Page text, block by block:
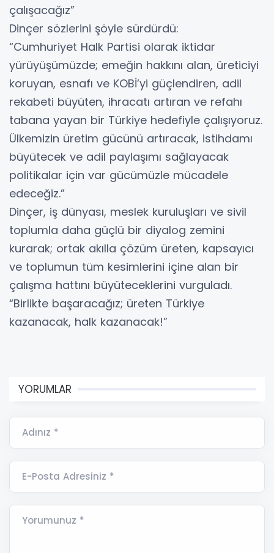
çalışacağız”
Dinçer sözlerini şöyle sürdürdü:
“Cumhuriyet Halk Partisi olarak iktidar
yürüyüşümüzde; emeğin hakkını alan, üreticiyi
koruyan, esnafı ve KOBİ’yi güçlendiren, adil
rekabeti büyüten, ihracatı artıran ve refahı
tabana yayan bir Türkiye hedefiyle çalışıyoruz.
Ülkemizin üretim gücünü artıracak, istihdamı
büyütecek ve adil paylaşımı sağlayacak
politikalar için var gücümüzle mücadele
edeceğiz.”
Dinçer, iş dünyası, meslek kuruluşları ve sivil
toplumla daha güçlü bir diyalog zemini
kurarak; ortak akılla çözüm üreten, kapsayıcı
ve toplumun tüm kesimlerini içine alan bir
çalışma hattını büyüteceklerini vurguladı.
“Birlikte başaracağız; üreten Türkiye
kazanacak, halk kazanacak!”
YORUMLAR
Adınız *
E-Posta Adresiniz *
Yorumunuz *